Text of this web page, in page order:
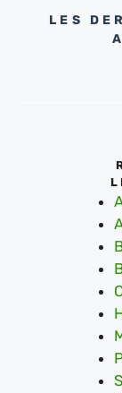
LES